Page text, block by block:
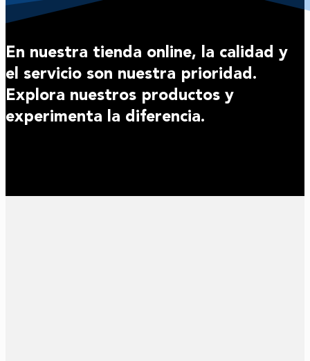
En nuestra tienda online, la calidad y
el servicio son nuestra prioridad.
Explora nuestros productos y
experimenta la diferencia.